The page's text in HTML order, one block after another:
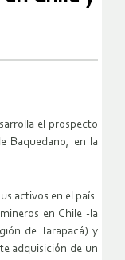
el prospecto
Baquedano, en la
activos en el país.
en Chile -la
de Tarapacá) y
adquisición de un